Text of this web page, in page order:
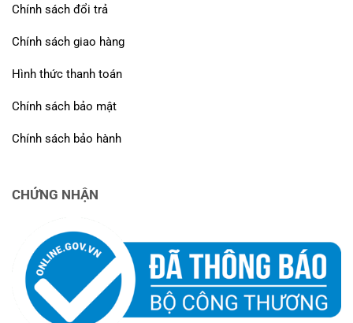
Chính sách đổi trả
Chính sách giao hàng
Hình thức thanh toán
Chính sách bảo mật
Chính sách bảo hành
CHỨNG NHẬN